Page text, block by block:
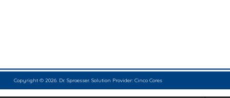
Copyright © 2026. Dr. Sproesser. Solution Provider: Cinco Cores